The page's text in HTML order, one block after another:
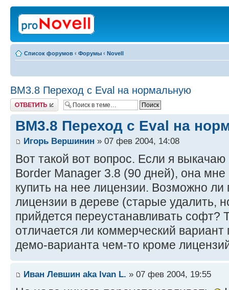
Список форумов ‹ Форумы ‹ Novell
BM3.8 Переход с Eval на нормальную
Ответить
BM3.8 Переход с Eval на
Игорь Вершинин » 07 фев 2004, 14:08
Вот такой вот вопрос. Если я
Border Manager 3.8 (90 дней), она
купить на нее лицензии. Возможно ли
лицензии в дереве (старые удалить,
прийдется переустанавливать софт?
отличается ли коммерческий вариант
демо-варианта чем-то кроме
Иван Левшин aka Ivan L. » 07 фев 2004, 19:55